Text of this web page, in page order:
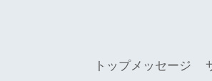
トップメッセージ